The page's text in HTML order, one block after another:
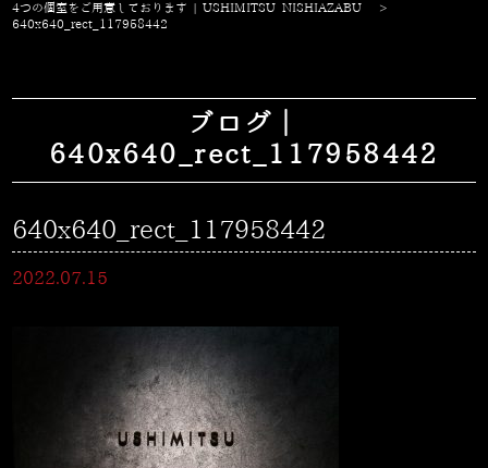
4つの個室をご用意しております | USHIMITSU NISHIAZABU
>
640x640_rect_117958442
ブログ｜
640x640_rect_117958442
640x640_rect_117958442
2022.07.15